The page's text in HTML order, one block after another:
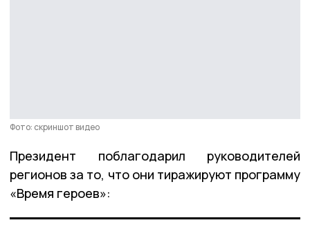
Фото: скриншот видео
Президент поблагодарил руководителей
регионов за то, что они тиражируют программу
«Время героев»: